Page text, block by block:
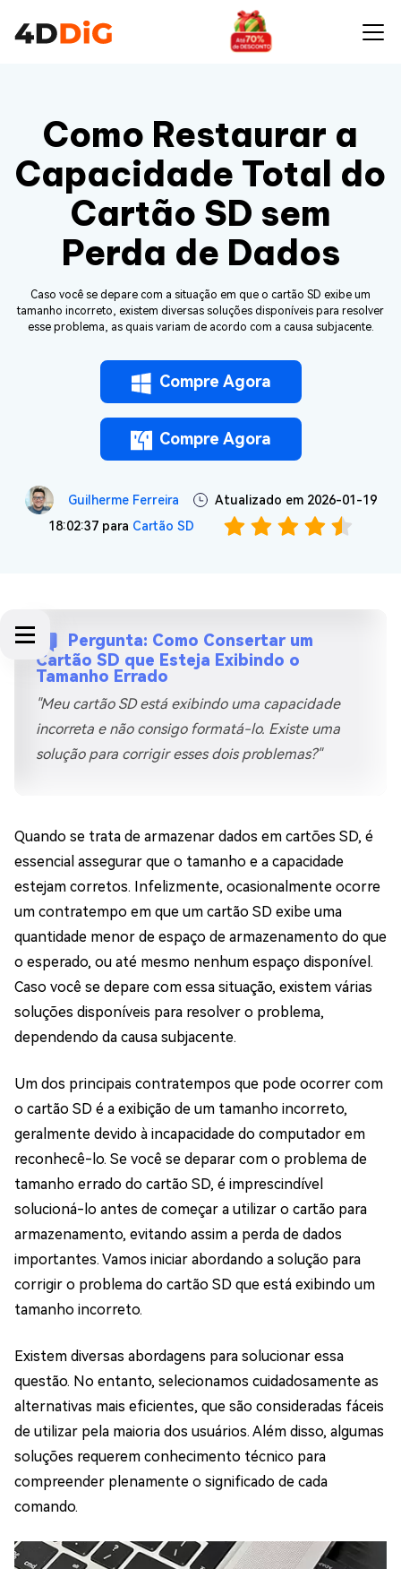
Como Restaurar a
Capacidade Total do
Cartão SD sem
Perda de Dados
Caso você se depare com a situação em que o cartão SD exibe um
tamanho incorreto, existem diversas soluções disponíveis para resolver
esse problema, as quais variam de acordo com a causa subjacente.
Compre Agora
Compre Agora
Guilherme Ferreira
Atualizado em 2026-01-19
18:02:37 para Cartão SD
Pergunta: Como Consertar um
Cartão SD que Esteja Exibindo o
Tamanho Errado
"Meu cartão SD está exibindo uma capacidade
incorreta e não consigo formatá-lo. Existe uma
solução para corrigir esses dois problemas?"
Quando se trata de armazenar dados em cartões SD, é
essencial assegurar que o tamanho e a capacidade
estejam corretos. Infelizmente, ocasionalmente ocorre
um contratempo em que um cartão SD exibe uma
quantidade menor de espaço de armazenamento do que
o esperado, ou até mesmo nenhum espaço disponível.
Caso você se depare com essa situação, existem várias
soluções disponíveis para resolver o problema,
dependendo da causa subjacente.
Um dos principais contratempos que pode ocorrer com
o cartão SD é a exibição de um tamanho incorreto,
geralmente devido à incapacidade do computador em
reconhecê-lo. Se você se deparar com o problema de
tamanho errado do cartão SD, é imprescindível
solucioná-lo antes de começar a utilizar o cartão para
armazenamento, evitando assim a perda de dados
importantes. Vamos iniciar abordando a solução para
corrigir o problema do cartão SD que está exibindo um
tamanho incorreto.
Existem diversas abordagens para solucionar essa
questão. No entanto, selecionamos cuidadosamente as
alternativas mais eficientes, que são consideradas fáceis
de utilizar pela maioria dos usuários. Além disso, algumas
soluções requerem conhecimento técnico para
compreender plenamente o significado de cada
comando.